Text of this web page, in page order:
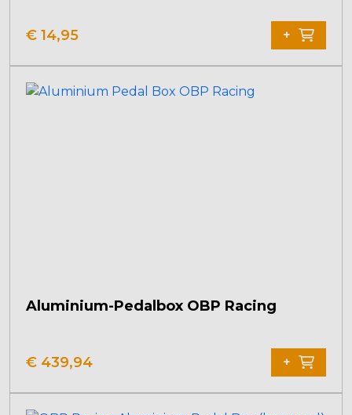
€ 14,95 +
Aluminium-Pedalbox OBP Racing
€ 439,94 +